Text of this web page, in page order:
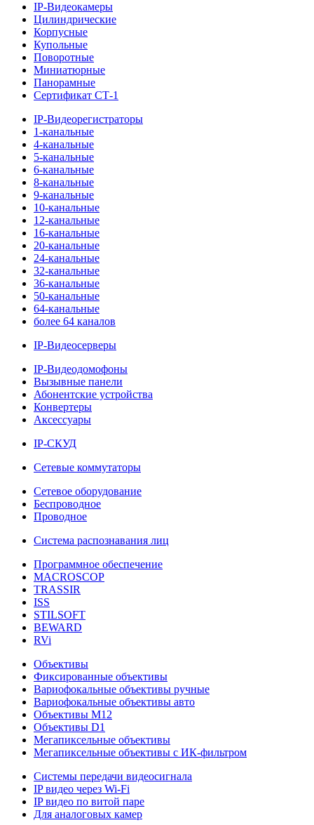
IP-Видеокамеры
Цилиндрические
Корпусные
Купольные
Поворотные
Миниатюрные
Панорамные
Сертификат СТ-1
IP-Видеорегистраторы
1-канальные
4-канальные
5-канальные
6-канальные
8-канальные
9-канальные
10-канальные
12-канальные
16-канальные
20-канальные
24-канальные
32-канальные
36-канальные
50-канальные
64-канальные
более 64 каналов
IP-Видеосерверы
IP-Видеодомофоны
Вызывные панели
Абонентские устройства
Конвертеры
Аксессуары
IP-СКУД
Сетевые коммутаторы
Сетевое оборудование
Беспроводное
Проводное
Система распознавания лиц
Программное обеспечение
MACROSCOP
TRASSIR
ISS
STILSOFT
BEWARD
RVi
Объективы
Фиксированные объективы
Вариофокальные объективы ручные
Вариофокальные объективы авто
Объективы М12
Объективы D1
Мегапиксельные объективы
Мегапиксельные объективы с ИК-фильтром
Системы передачи видеосигнала
IP видео через Wi-Fi
IP видео по витой паре
Для аналоговых камер